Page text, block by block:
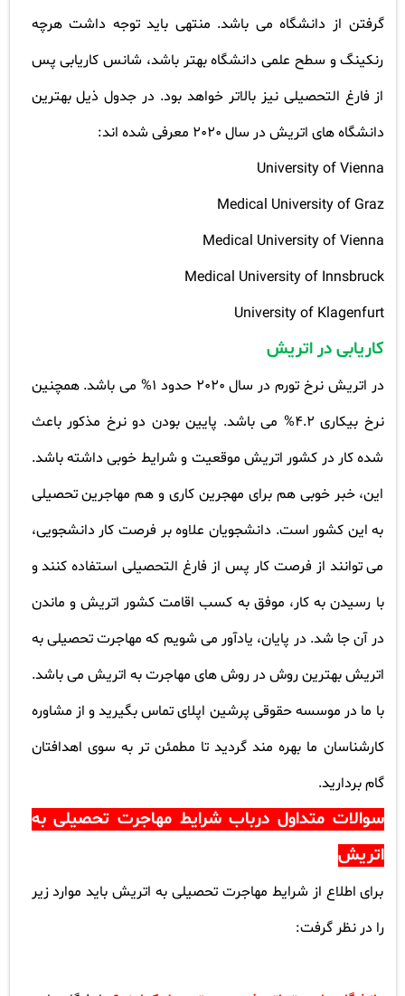
گرفتن از دانشگاه می باشد. منتهی باید توجه داشت هرچه
رنکینگ و سطح علمی دانشگاه بهتر باشد، شانس کاریابی پس
از فارغ التحصیلی نیز بالاتر خواهد بود. در جدول ذیل بهترین
دانشگاه های اتریش در سال 2020 معرفی شده اند
:
University of Vienna
Medical University of Graz
Medical University of Vienna
Medical University of Innsbruck
University of Klagenfurt
کاریابی در اتریش
در اتریش نرخ تورم در سال 2020 حدود 1% می باشد. همچنین
نرخ بیکاری 4.2% می باشد. پایین بودن دو نرخ مذکور باعث
شده کار در کشور اتریش موقعیت و شرایط خوبی داشته باشد.
این، خبر خوبی هم برای مهجرین کاری و هم مهاجرین تحصیلی
به این کشور است. دانشجویان علاوه بر فرصت کار دانشجویی،
می توانند از فرصت کار پس از فارغ التحصیلی استفاده کنند و
با رسیدن به کار، موفق به کسب اقامت کشور اتریش و ماندن
در آن جا شد. در پایان، یادآور می شویم که مهاجرت تحصیلی به
اتریش بهترین روش در روش های مهاجرت به اتریش می باشد.
با ما در موسسه حقوقی پرشین اپلای تماس بگیرید و از مشاوره
کارشناسان ما بهره مند گردید تا مطمئن تر به سوی اهدافتان
گام بردارید.
سوالات متداول درباب شرایط مهاجرت تحصیلی به
اتریش
برای اطلاع از شرایط مهاجرت تحصیلی به اتریش باید موارد زیر
را در نظر گرفت: